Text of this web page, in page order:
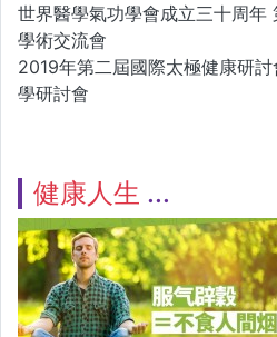
世界醫學氣功學會成立三十周年
學術交流會
2019年第二屆國際太極健康研
學研討會
健康人生